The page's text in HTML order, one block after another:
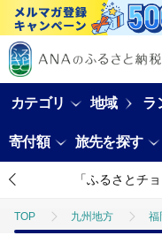
カテゴリ 地域 ラ
寄付額 旅先を探す
「ふるさとチ
TOP 九州地方 福